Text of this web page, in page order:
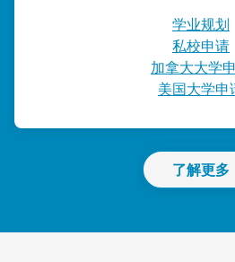
学业规划
私校申请
加拿大大学
美国大学申
了解更多